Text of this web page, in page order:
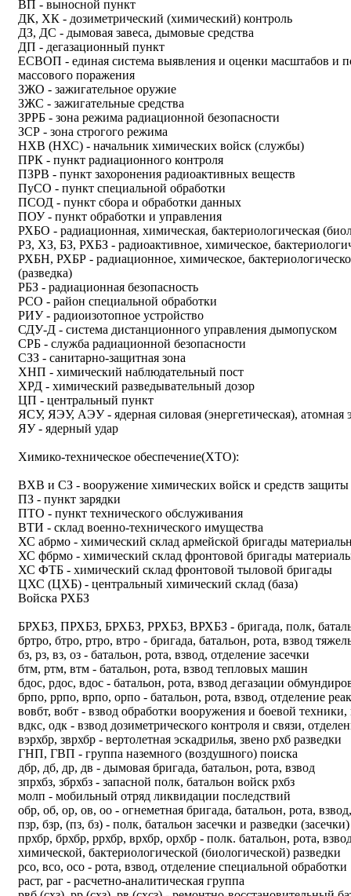
ВП - выносной пункт
ДК, ХК - дозиметрический (химический) контроль
ДЗ, ДС - дымовая завеса, дымовые средства
ДП - дегазационный пункт
ЕСВОП - единая система выявления и оценки масштабов и
массового поражения
ЗЖО - зажигательное оружие
ЗЖС - зажигательные средства
ЗРРБ - зона режима радиационной безопасности
ЗСР - зона строгого режима
НХВ (НХС) - начальник химических войск (службы)
ПРК - пункт радиационного контроля
ПЗРВ - пункт захоронения радиоактивных веществ
ПуСО - пункт специальной обработки
ПСОД - пункт сбора и обработки данных
ПОУ - пункт обработки и управления
РХБО - радиационная, химическая, бактериологическая
РЗ, ХЗ, БЗ, РХБЗ - радиоактивное, химическое,
РХБН, РХБР - радиационное, химическое,
(разведка)
РБЗ - радиационная безопасность
РСО - район специальной обработки
РИУ - радиоизотопное устройство
СДУ-Д - система дистанционного управления дымопуском
СРБ - служба радиационной безопасности
СЗЗ - санитарно-защитная зона
ХНП - химический наблюдательный пост
ХРД - химический разведывательный дозор
ЦП - центральный пункт
ЯСУ, ЯЭУ, АЭУ - ядерная силовая (энергетическая), атомная
ЯУ - ядерный удар
Химико-техническое обеспечение(ХТО):
ВХВ и СЗ - вооружение химических войск и средств защиты
ПЗ - пункт зарядки
ПТО - пункт технического обслуживания
ВТИ - склад военно-технического имущества
ХС абрмо - химический склад армейской бригады
ХС фбрмо - химический склад фронтовой бригады
ХС ФТБ - химический склад фронтовой тыловой бригады
ЦХС (ЦХБ) - центральный химический склад (база)
Войска РХБЗ
БРХБЗ, ПРХБЗ, БРХБЗ, РРХБЗ, ВРХБЗ - бригада, полк,
бртро, бтро, ртро, втро - бригада, батальон, рота, взвод
бз, рз, вз, оз - батальон, рота, взвод, отделение засечки
бтм, ртм, втм - батальон, рота, взвод тепловых машин
бдос, рдос, вдос - батальон, рота, взвод дегазации
брпо, ррпо, врпо, орпо - батальон, рота, взвод, отделение
вовбт, вобт - взвод обработки вооружения и боевой
вдкс, одк - взвод дозиметрического контроля и связи,
вэрхбр, зврхбр - вертолетная эскадрилья, звено рхб разведки
ГНП, ГВП - группа наземного (воздушного) поиска
дбр, дб, др, дв - дымовая бригада, батальон, рота, взвод
зпрхбз, збрхбз - запасной полк, батальон войск рхбз
молп - мобильный отряд ликвидации последствий
обр, об, ор, ов, оо - огнеметная бригада, батальон, рота,
пзр, бзр, (пз, бз) - полк, батальон засечки и разведки (засечки)
прхбр, брхбр, ррхбр, врхбр, орхбр - полк. батальон, рота,
химической, бактериологической (биологической) разведки
рсо, всо, осо - рота, взвод, отделение специальной обработки
раст, раг - расчетно-аналитическая группа